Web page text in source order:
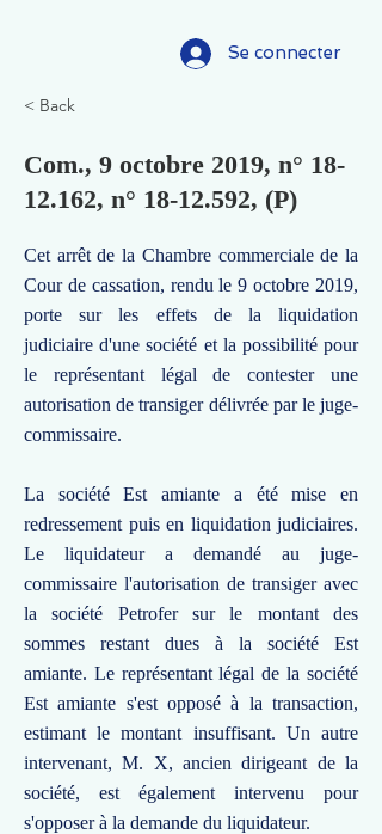
Se connecter
< Back
Com., 9 octobre 2019, n° 18-
12.162, n° 18-12.592, (P)
Cet arrêt de la Chambre commerciale de la
Cour de cassation, rendu le 9 octobre 2019,
porte sur les effets de la liquidation
judiciaire d'une société et la possibilité pour
le représentant légal de contester une
autorisation de transiger délivrée par le juge-
commissaire.
La société Est amiante a été mise en
redressement puis en liquidation judiciaires.
Le liquidateur a demandé au juge-
commissaire l'autorisation de transiger avec
la société Petrofer sur le montant des
sommes restant dues à la société Est
amiante. Le représentant légal de la société
Est amiante s'est opposé à la transaction,
estimant le montant insuffisant. Un autre
intervenant, M. X, ancien dirigeant de la
société, est également intervenu pour
s'opposer à la demande du liquidateur.